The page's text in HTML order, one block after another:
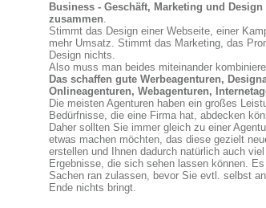
Business - Geschäft, Marketing und
zusammen.
Stimmt das Design einer Webseite, einer
mehr Umsatz. Stimmt das Marketing, das
Design nichts.
Also muss man beides miteinander
Das schaffen gute Werbeagenturen,
Onlineagenturen, Webagenturen,
Die meisten Agenturen haben ein großes
Bedürfnisse, die eine Firma hat, abdecken
Daher sollten Sie immer gleich zu einer
etwas machen möchten, das diese gezielt
erstellen und Ihnen dadurch natürlich auch
Ergebnisse, die sich sehen lassen können.
Sachen ran zulassen, bevor Sie evtl. selbst
Ende nichts bringt.